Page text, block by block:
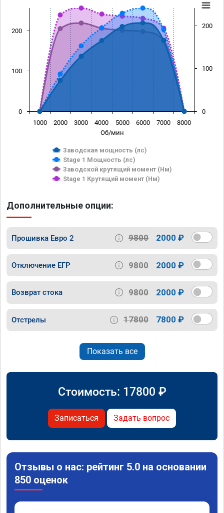
Об/мин
Заводская мощность (лс)
Stage 1 Мощность (лс)
Заводской крутящий момент (Нм)
Stage 1 Крутящий момент (Нм)
1000 2000 3000 4000 5000 6000 7000 8000
0
100
200
0
100
200
Дополнительные опции:
Прошивка Евро 2 9800 2000 ₽
Отключение ЕГР 9800 2000 ₽
Возврат стока 9800 2000 ₽
Отстрелы 17800 7800 ₽
Показать все
Стоимость: 17800 ₽
Записаться Задать вопрос
Отзывы о нас: рейтинг 5.0 на основании
850 оценок